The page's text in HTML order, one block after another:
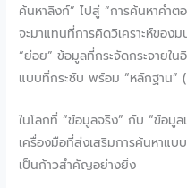
ค้นหาลิงก์” ไปสู่ “การค้นหาคำต
จะมาแทนที่การคิดวิเคราะห์ขอ
“ย่อย” ข้อมูลที่กระจัดกระจายใน
แบบที่กระชับ พร้อม “หลักฐาน”
ในโลกที่ “ข้อมูลจริง” กับ “ข้อมู
เครื่องมือที่ส่งเสริมการค้นหาแบ
เป็นก้าวสำคัญอย่างยิ่ง